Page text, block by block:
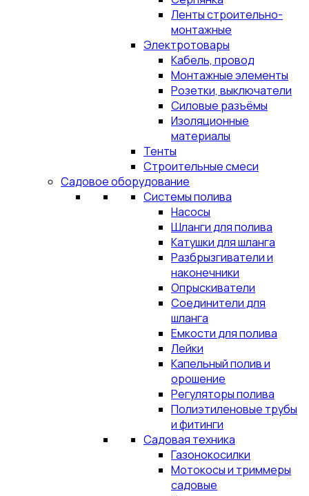
Ленты строительно-
монтажные
Электротовары
Кабель, провод
Монтажные элементы
Розетки, выключатели
Силовые разъёмы
Изоляционные
материалы
Тенты
Строительные смеси
Садовое оборудование
Системы полива
Насосы
Шланги для полива
Катушки для шланга
Разбрызгиватели и
наконечники
Опрыскиватели
Соединители для
шланга
Емкости для полива
Лейки
Капельный полив и
орошение
Регуляторы полива
Полиэтиленовые трубы
и фитинги
Садовая техника
Газонокосилки
Мотокосы и триммеры
садовые